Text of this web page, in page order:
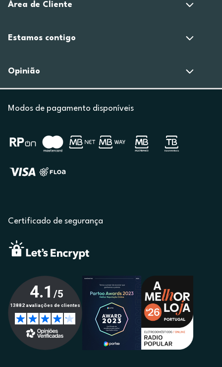
Área de Cliente
Estamos contigo
Opinião
Modos de pagamento disponíveis
Certificado de segurança